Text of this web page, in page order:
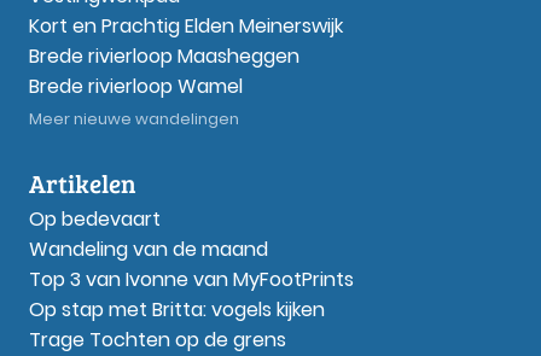
Kort en Prachtig Elden Meinerswijk
Brede rivierloop Maasheggen
Brede rivierloop Wamel
Meer nieuwe wandelingen
Artikelen
Op bedevaart
Wandeling van de maand
Top 3 van Ivonne van MyFootPrints
Op stap met Britta: vogels kijken
Trage Tochten op de grens